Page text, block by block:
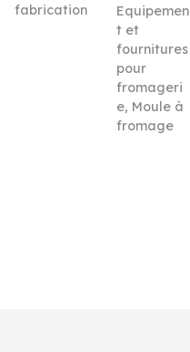
fabrication
Equipemen
t et
fournitures
pour
fromageri
e, Moule à
fromage